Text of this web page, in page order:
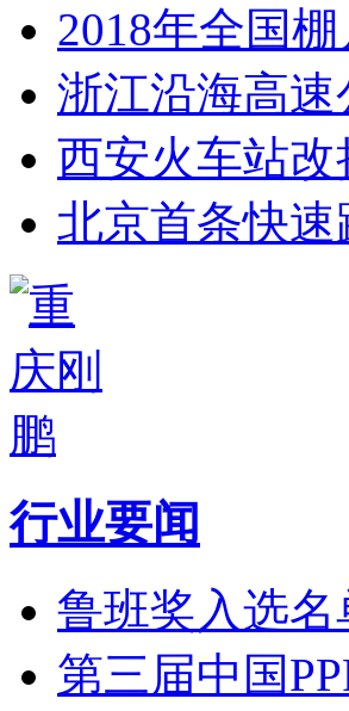
2018年全国
浙江沿海高
西安火车站
北京首条快
行业要闻
鲁班奖入选
第三届中国